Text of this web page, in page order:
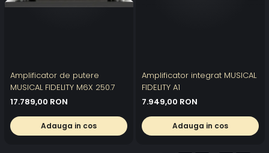
Amplificator de putere
MUSICAL FIDELITY M6X 250.7
17.789,00 RON
Adauga in cos
Amplificator integrat MUSICAL
FIDELITY A1
7.949,00 RON
Adauga in cos